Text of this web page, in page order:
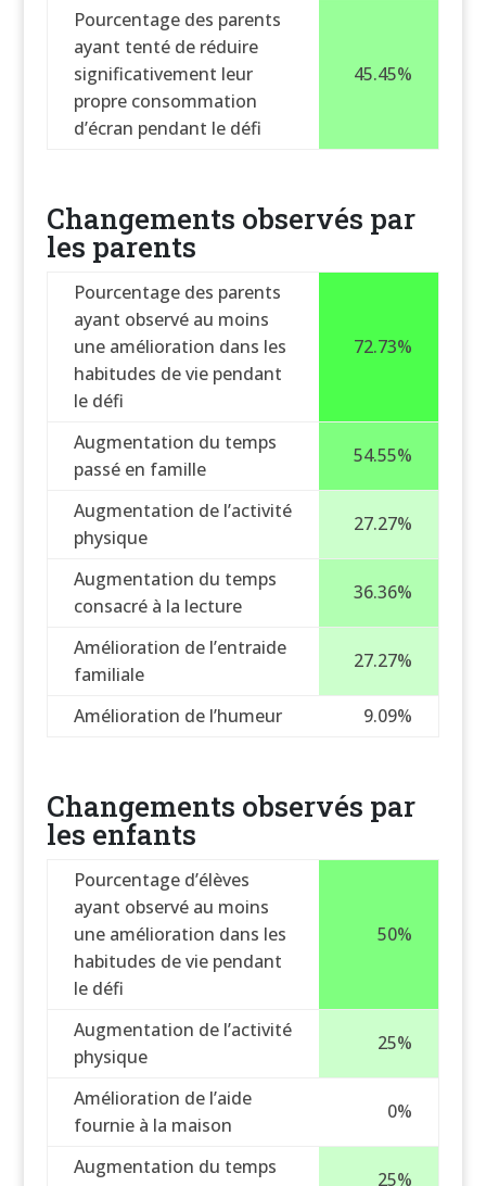
Pourcentage des parents
ayant tenté de réduire
significativement leur
propre consommation
d’écran pendant le défi
45.45%
Changements observés par
les parents
Pourcentage des parents
ayant observé au moins
une amélioration dans les
habitudes de vie pendant
le défi
72.73%
Augmentation du temps
passé en famille
54.55%
Augmentation de l’activité
physique
27.27%
Augmentation du temps
consacré à la lecture
36.36%
Amélioration de l’entraide
familiale
27.27%
Amélioration de l’humeur 9.09%
Changements observés par
les enfants
Pourcentage d’élèves
ayant observé au moins
une amélioration dans les
habitudes de vie pendant
le défi
50%
Augmentation de l’activité
physique
25%
Amélioration de l’aide
fournie à la maison
0%
Augmentation du temps
25%